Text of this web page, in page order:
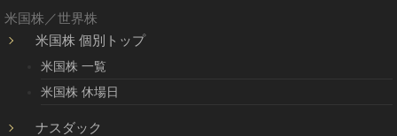
米国株／世界株
米国株 個別トップ
米国株 一覧
米国株 休場日
ナスダック